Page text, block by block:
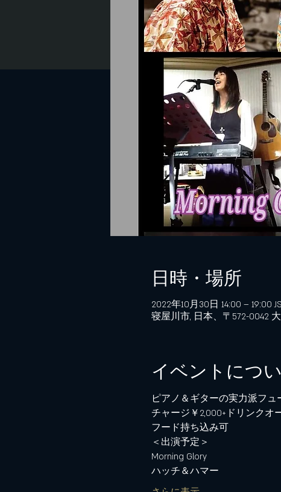
日時・場所
2022年10月30日 14:00 – 19:00
寝屋川市, 日本、〒572-0042
イベントにつ
ピアノ＆ギターの実力派フュ
チャージ￥2,000+ドリンクオ
フード持ち込み可
＜出演予定＞
Morning Glory
ハッチ＆ハマー